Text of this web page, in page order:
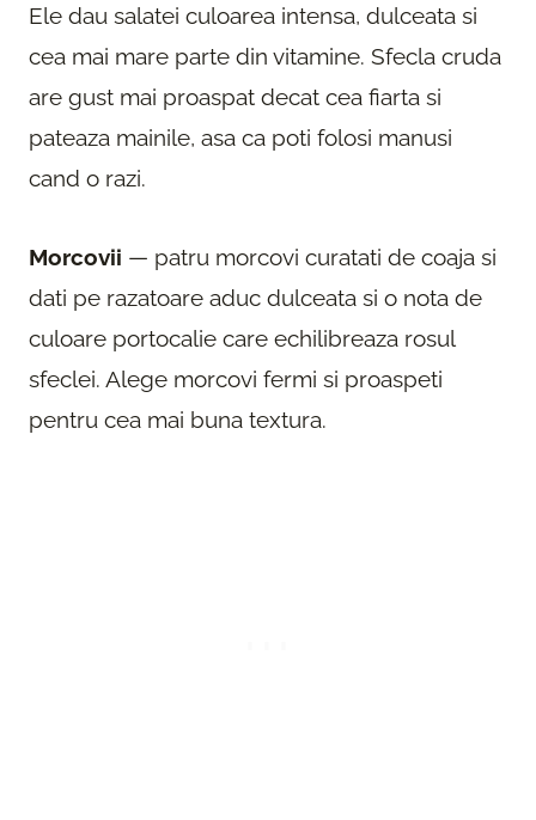
Ele dau salatei culoarea intensa, dulceata si
cea mai mare parte din vitamine. Sfecla cruda
are gust mai proaspat decat cea fiarta si
pateaza mainile, asa ca poti folosi manusi
cand o razi.
Morcovii — patru morcovi curatati de coaja si
dati pe razatoare aduc dulceata si o nota de
culoare portocalie care echilibreaza rosul
sfeclei. Alege morcovi fermi si proaspeti
pentru cea mai buna textura.